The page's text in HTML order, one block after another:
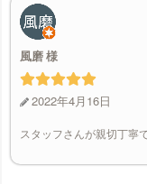
風磨
2022年4月16日
スタッフさんが親切丁寧